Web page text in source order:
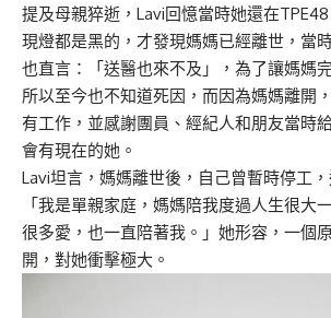
提及母親猝逝，Lavi回憶當時她還在
現燈都是黑的，才發現媽媽已經離世，當
也直言：「送醫也來不及」，為了讓媽媽
所以至今也不知道死因，而因為媽媽離開
有工作，並感謝團員、經紀人和朋友當時
會有現在的她。
Lavi坦言，媽媽離世後，自己曾暫時停工，
「我是單親家庭，媽媽陪我度過人生很大
很多愛，也一直陪著我。」她形容，一個
開，對她衝擊極大。